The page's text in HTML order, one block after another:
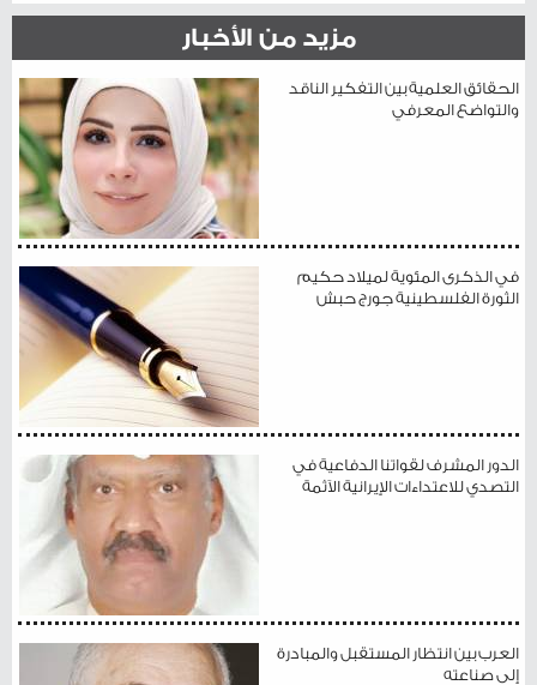
مزيد من الأخبار
الحقائق العلمية بين التفكير الناقد
والتواضع المعرفي
في الذكرى المئوية لميلاد حكيم
الثورة الفلسطينية جورج حبش
الدور المشرف لقواتنا الدفاعية في
التصدي للاعتداءات الإيرانية الآثمة
العرب بين انتظار المستقبل والمبادرة
إلى صناعته